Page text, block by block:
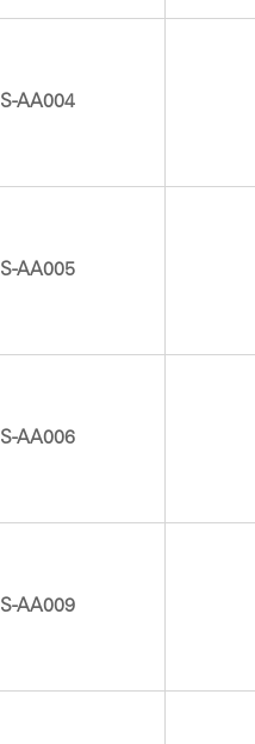
AA004
AA005
AA006
AA009